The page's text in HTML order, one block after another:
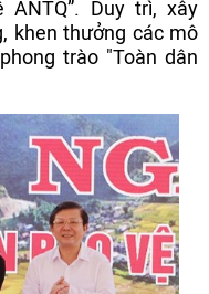
ANTQ”. Duy trì, xây
khen thưởng các mô
trào "Toàn dân